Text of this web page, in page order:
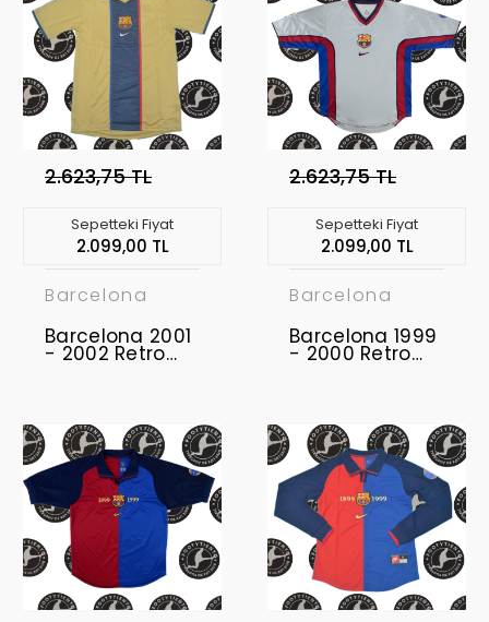
2.623,75 TL
Sepetteki Fiyat
2.099,00 TL
Barcelona
Barcelona 2001
- 2002 Retro
2.623,75 TL
Sepetteki Fiyat
2.099,00 TL
Barcelona
Barcelona 1999
- 2000 Retro